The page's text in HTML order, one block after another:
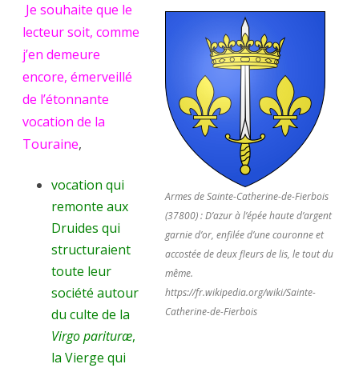
la
Touraine.
Armes de Sainte-Catherine-de-Fierbois
(37800) : D’azur à l’épée haute d’argent
garnie d’or, enfilée d’une couronne et
accostée de deux fleurs de lis, le tout du
même.
https://fr.wikipedia.org/wiki/Sainte-
Catherine-de-Fierbois
Je souhaite que le
lecteur soit, comme
j’en demeure
encore, émerveillé
de l’étonnante
vocation de la
Touraine,
vocation qui
remonte aux
Druides qui
structuraient
toute leur
société autour
du culte de la
Virgo parituræ,
la Vierge qui